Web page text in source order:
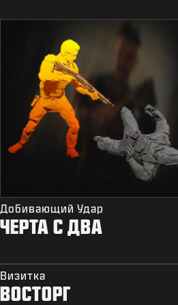
Добивающий Удар
ЧЕРТА С ДВА
Визитка
ВОСТОРГ